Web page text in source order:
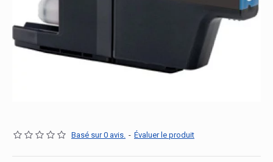
Basé sur 0 avis. - Évaluer le produit